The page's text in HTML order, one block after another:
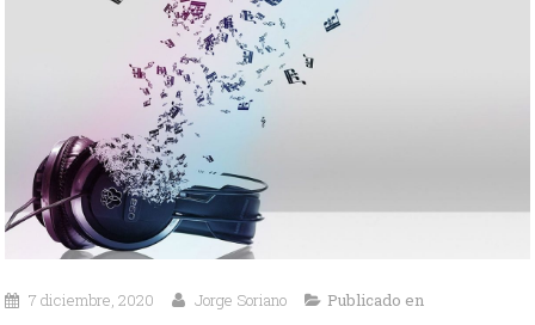
7 diciembre, 2020 Jorge Soriano
Publicado en